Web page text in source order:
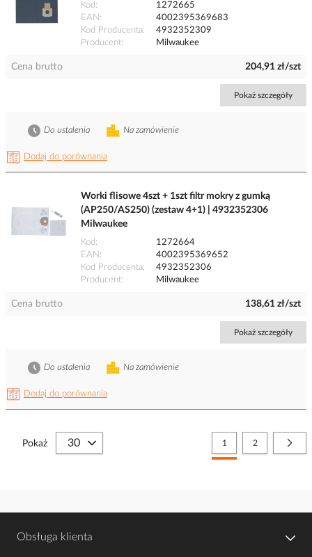
Kod
1272665
EAN
4002395369683
Kod Producenta
4932352309
Producent
Milwaukee
Cena brutto 204,91 zł/szt
Pokaż szczegóły
Dodaj do porównania
Na zamówienie
Do ustalenia
Worki flisowe 4szt + 1szt filtr mokry z gumką
(AP250/AS250) (zestaw 4+1) | 4932352306
Milwaukee
Kod
1272664
EAN
4002395369652
Kod Producenta
4932352306
Producent
Milwaukee
Cena brutto 138,61 zł/szt
Pokaż szczegóły
Dodaj do porównania
Na zamówienie
Do ustalenia
Strona
Aktualnie czytasz stronę
1 Strona
2
Pokaż
Obsługa klienta